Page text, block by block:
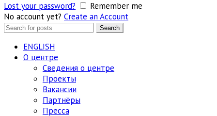
Lost your password?
Remember me
No account yet? Create an Account
Search
Search
ENGLISH
О центре
Сведения о центре
Проекты
Вакансии
Партнёры
Пресса